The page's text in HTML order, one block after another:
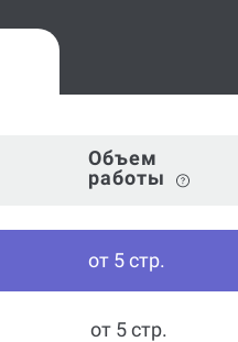
Объем
работы
от 5 стр.
от 5 стр.